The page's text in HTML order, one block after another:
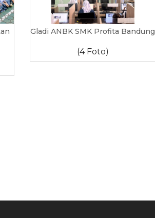
Gladi ANBK SMK Profita Bandung
(4 Foto)